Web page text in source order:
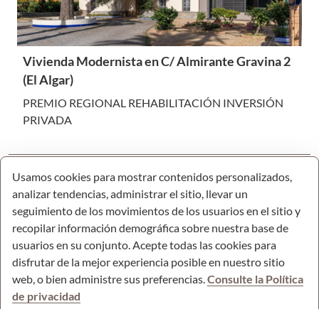
Vivienda Modernista en C/ Almirante Gravina 2
(El Algar)
PREMIO REGIONAL REHABILITACIÓN INVERSIÓN
PRIVADA
Usamos cookies para mostrar contenidos personalizados,
analizar tendencias, administrar el sitio, llevar un
seguimiento de los movimientos de los usuarios en el sitio y
recopilar información demográfica sobre nuestra base de
usuarios en su conjunto. Acepte todas las cookies para
disfrutar de la mejor experiencia posible en nuestro sitio
web, o bien administre sus preferencias.Consulte la Política
de privacidad